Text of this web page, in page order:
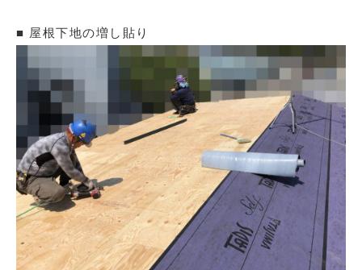
■ 屋根下地の増し貼り